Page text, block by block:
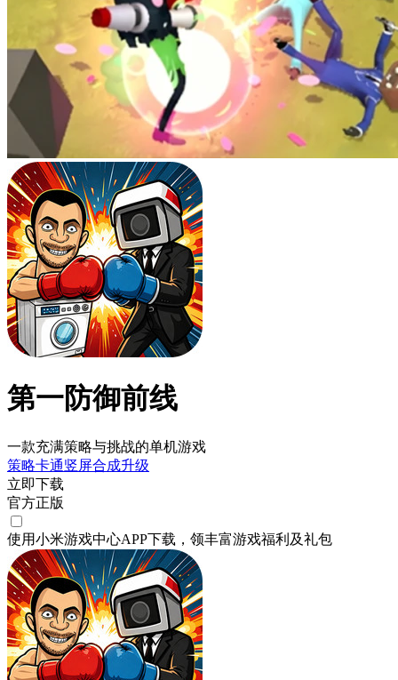
第一防御前线
一款充满策略与挑战的单机游戏
策略卡通竖屏合成升级
立即下载
官方正版
使用小米游戏中心APP下载 ，领丰富游戏福利 及礼包